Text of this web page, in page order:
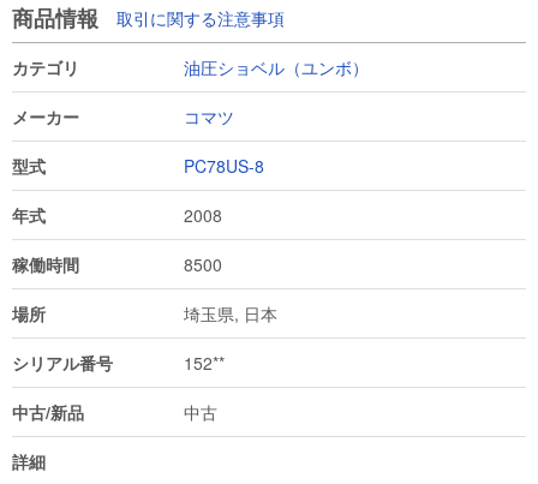
商品情報 取引に関する注意事項
カテゴリ 油圧ショベル（ユンボ）
メーカー コマツ
型式 PC78US-8
年式 2008
稼働時間 8500
場所 埼玉県, 日本
シリアル番号 152**
中古/新品 中古
詳細